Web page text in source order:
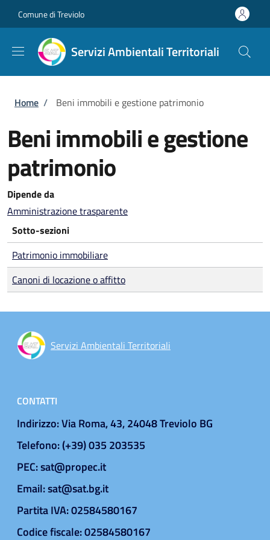
Comune di Treviolo
Servizi Ambientali Territoriali
Briciole di pane
Home / Beni immobili e gestione patrimonio
Beni immobili e gestione
patrimonio
Dipende da
Amministrazione trasparente
Sotto-sezioni
Patrimonio immobiliare
Canoni di locazione o affitto
Servizi Ambientali Territoriali
CONTATTI
Indirizzo: Via Roma, 43, 24048 Treviolo BG
Telefono: (+39) 035 203535
PEC: sat@propec.it
Email: sat@sat.bg.it
Partita IVA: 02584580167
Codice fiscale: 02584580167